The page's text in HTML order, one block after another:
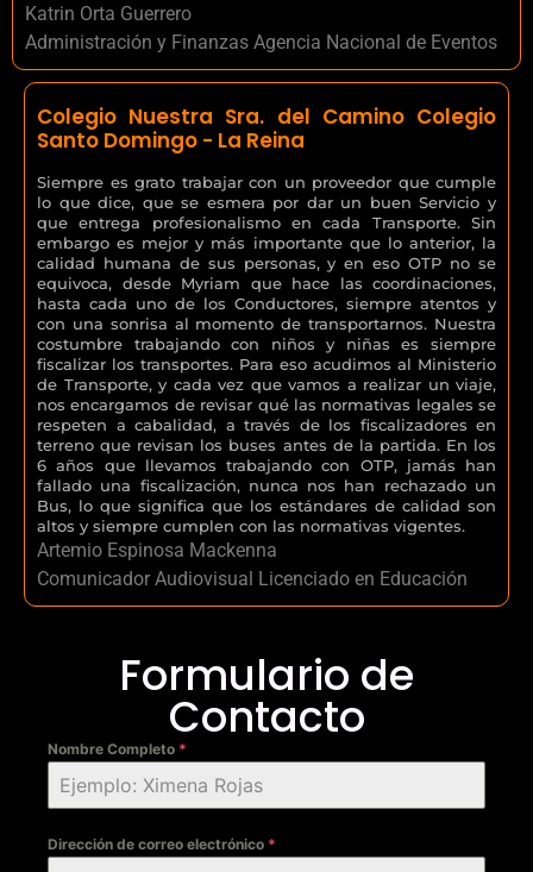
Katrin Orta Guerrero
Administración y Finanzas Agencia Nacional de Eventos
Colegio Nuestra Sra. del Camino Colegio
Santo Domingo - La Reina
Siempre es grato trabajar con un proveedor que cumple
lo que dice, que se esmera por dar un buen Servicio y
que entrega profesionalismo en cada Transporte. Sin
embargo es mejor y más importante que lo anterior, la
calidad humana de sus personas, y en eso OTP no se
equivoca, desde Myriam que hace las coordinaciones,
hasta cada uno de los Conductores, siempre atentos y
con una sonrisa al momento de transportarnos. Nuestra
costumbre trabajando con niños y niñas es siempre
fiscalizar los transportes. Para eso acudimos al Ministerio
de Transporte, y cada vez que vamos a realizar un viaje,
nos encargamos de revisar qué las normativas legales se
respeten a cabalidad, a través de los fiscalizadores en
terreno que revisan los buses antes de la partida. En los
6 años que llevamos trabajando con OTP, jamás han
fallado una fiscalización, nunca nos han rechazado un
Bus, lo que significa que los estándares de calidad son
altos y siempre cumplen con las normativas vigentes.
Artemio Espinosa Mackenna
Comunicador Audiovisual Licenciado en Educación
Formulario de
Contacto
Nombre Completo *
Dirección de correo electrónico *